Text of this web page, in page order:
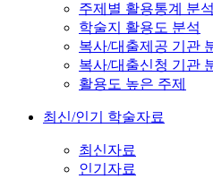
주제별 활용통계 분석
학술지 활용도 분석
복사/대출제공 기관
복사/대출신청 기관
활용도 높은 주제
최신/인기 학술자료
최신자료
인기자료